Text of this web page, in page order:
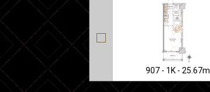
907 - 1K - 25.67m